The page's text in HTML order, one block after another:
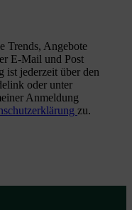
Trends, Angebote
E-Mail und Post
ist jederzeit über den
oder unter
Anmeldung
zu.